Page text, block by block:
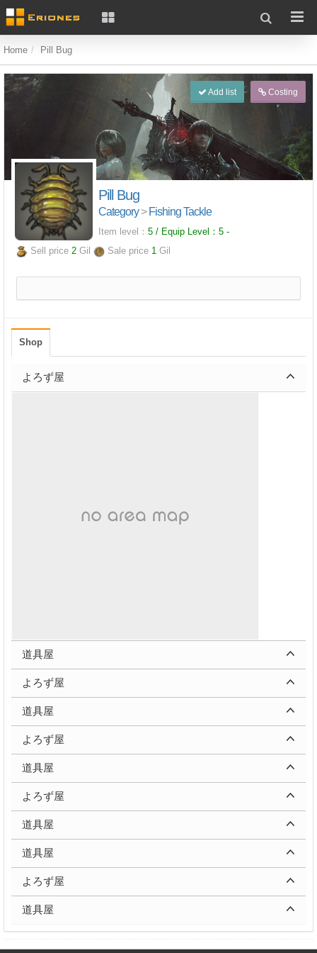
Home Pill Bug
Add list Costing
Pill Bug
Category> Fishing Tackle
Item level： 5 / Equip Level： 5 -
Sell price 2 Gil Sale price 1 Gil
Shop
よろず屋
道具屋
よろず屋
道具屋
よろず屋
道具屋
よろず屋
道具屋
道具屋
よろず屋
道具屋